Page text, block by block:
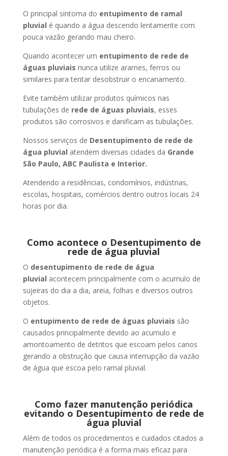
O principal sintoma do entupimento de ramal
pluvial é quando a água descendo lentamente com
pouca vazão gerando mau cheiro.
Quando acontecer um entupimento de rede de
águas pluviais nunca utilize arames, ferros ou
similares para tentar desobstruir o encanamento.
Evite também utilizar produtos químicos nas
tubulações de rede de águas pluviais, esses
produtos são corrosivos e danificam as tubulações.
Nossos serviços de Desentupimento de rede de
água pluvial atendem diversas cidades da Grande
São Paulo, ABC Paulista e Interior.
Atendendo a residências, condomínios, indústrias,
escolas, hospitais, comércios dentro outros locais 24
horas por dia.
Como acontece o Desentupimento de
rede de água pluvial
O desentupimento de rede de água
pluvial acontecem principalmente com o acumulo de
sujeiras do dia a dia, areia, folhas e diversos outros
objetos.
O entupimento de rede de águas pluviais são
causados principalmente devido ao acumulo e
amontoamento de detritos que escoam pelos canos
gerando a obstrução que causa interrupção da vazão
de água que escoa pelo ramal pluvial.
Como fazer manutenção periódica
evitando o Desentupimento de rede de
água pluvial
Além de todos os procedimentos e cuidados citados a
manutenção periódica é a forma mais eficaz para